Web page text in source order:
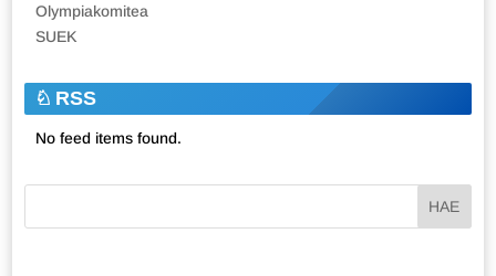
Olympiakomitea
SUEK
RSS
No feed items found.